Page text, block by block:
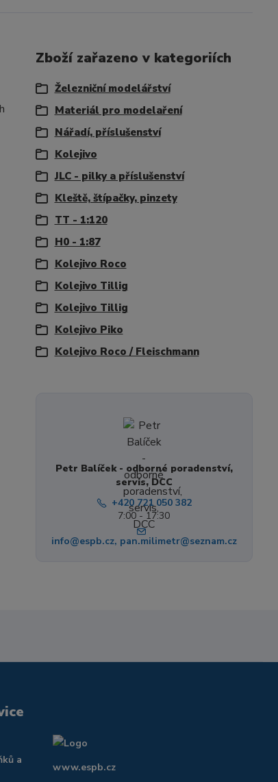
Zboží zařazeno v kategoriích
Železniční modelářství
Materiál pro modelaření
Nářadí, příslušenství
Kolejivo
JLC - pilky a příslušenství
Kleště, štípačky, pinzety
TT - 1:120
H0 - 1:87
Kolejivo Roco
Kolejivo Tillig
Kolejivo Tillig
Kolejivo Piko
Kolejivo Roco / Fleischmann
Petr Balíček - odborné poradenství,
servis, DCC
+420 721 050 382
7:00 - 17:30
info@espb.cz, pan.milimetr@seznam.cz
a
www.espb.cz